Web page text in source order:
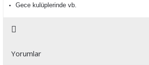
Gece kulüplerinde vb.
Yorumlar